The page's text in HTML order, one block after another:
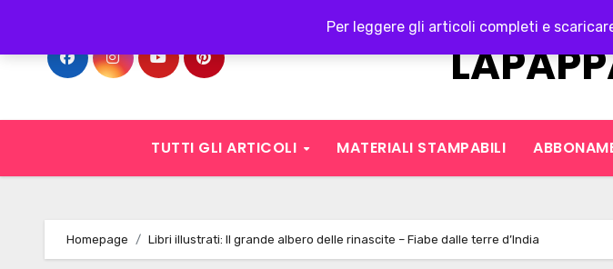
Per leggere gli articoli completi e
content
TUTTI GLI ARTICOLI MATERIALI STAMPABILI
Homepage Libri illustrati: Il grande albero delle rinascite – Fiabe dalle terre d’India